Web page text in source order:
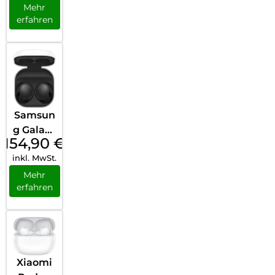
Wireles
s
z
Mehr
erfahren
Samsun
g Galaxy
Buds2
Graphit
e
154,90 €
inkl. MwSt.
Mehr
erfahren
Xiaomi